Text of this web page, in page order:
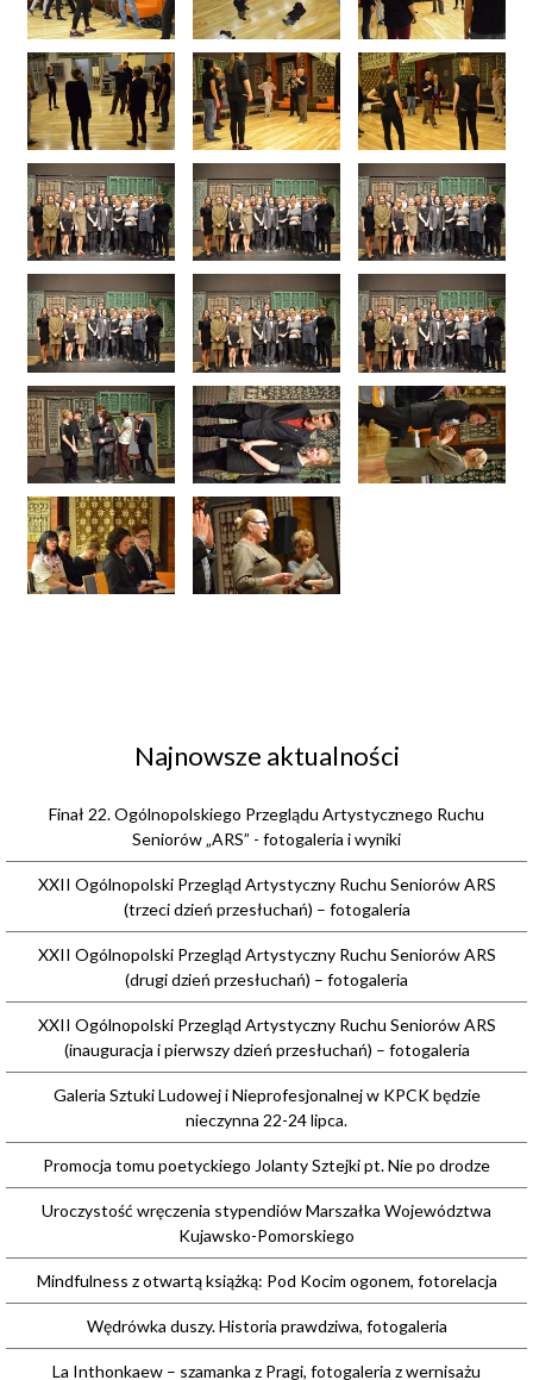
Najnowsze aktualności
Finał 22. Ogólnopolskiego Przeglądu Artystycznego Ruchu
Seniorów „ARS” - fotogaleria i wyniki
XXII Ogólnopolski Przegląd Artystyczny Ruchu Seniorów ARS
(trzeci dzień przesłuchań) – fotogaleria
XXII Ogólnopolski Przegląd Artystyczny Ruchu Seniorów ARS
(drugi dzień przesłuchań) – fotogaleria
XXII Ogólnopolski Przegląd Artystyczny Ruchu Seniorów ARS
(inauguracja i pierwszy dzień przesłuchań) – fotogaleria
Galeria Sztuki Ludowej i Nieprofesjonalnej w KPCK będzie
nieczynna 22-24 lipca.
Promocja tomu poetyckiego Jolanty Sztejki pt. Nie po drodze
Uroczystość wręczenia stypendiów Marszałka Województwa
Kujawsko-Pomorskiego
Mindfulness z otwartą książką: Pod Kocim ogonem, fotorelacja
Wędrówka duszy. Historia prawdziwa, fotogaleria
La Inthonkaew – szamanka z Pragi, fotogaleria z wernisażu